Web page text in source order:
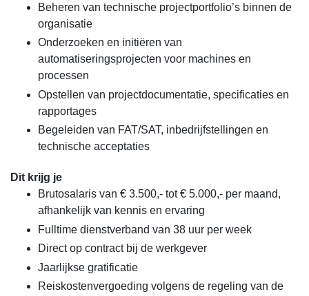
Beheren van technische projectportfolio’s binnen de
organisatie
Onderzoeken en initiëren van
automatiseringsprojecten voor machines en
processen
Opstellen van projectdocumentatie, specificaties en
rapportages
Begeleiden van FAT/SAT, inbedrijfstellingen en
technische acceptaties
Dit krijg je
Brutosalaris van € 3.500,- tot € 5.000,- per maand,
afhankelijk van kennis en ervaring
Fulltime dienstverband van 38 uur per week
Direct op contract bij de werkgever
Jaarlijkse gratificatie
Reiskostenvergoeding volgens de regeling van de